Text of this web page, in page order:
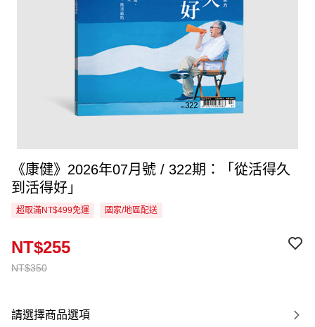
《康健》2026年07月號 / 322期：「從活得久
到活得好」
超取滿NT$499免運 國家/地區配送
NT$350
NT$255
請選擇商品選項